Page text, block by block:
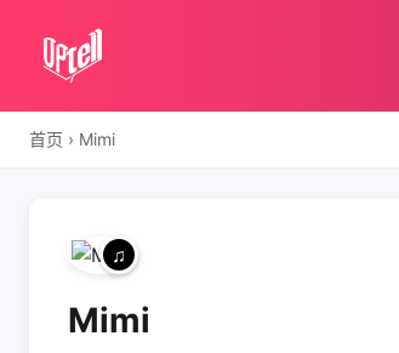
首页 › Mimi
Mimi